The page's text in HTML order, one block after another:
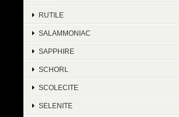
RUTILE
SALAMMONIAC
SAPPHIRE
SCHORL
SCOLECITE
SELENITE